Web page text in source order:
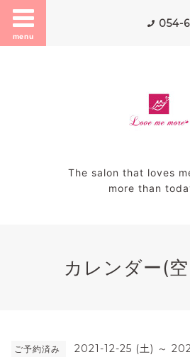
menu
054-
The salon that loves
more than
カレンダー(
ご予約済み 2021-12-25 (土) ～